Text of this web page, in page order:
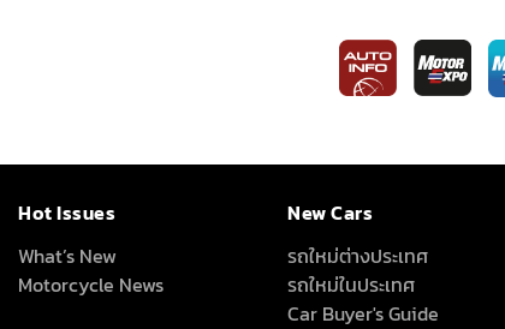
Hot Issues
What’s New
Motorcycle News
New Cars
รถใหม่ต่างประเทศ
รถใหม่ในประเทศ
Car Buyer's Guide